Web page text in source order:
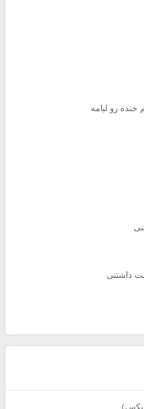
رو لبامه
داشتنی